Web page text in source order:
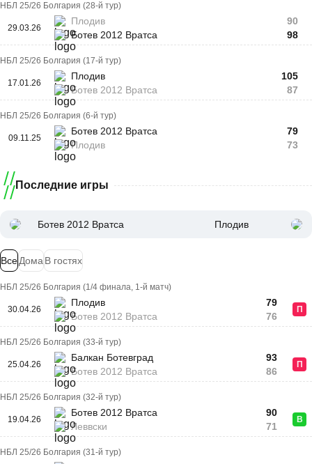
НБЛ 25/26 Болгария (28-й тур)
29.03.26
Плодив
Ботев 2012 Вратса
90
98
НБЛ 25/26 Болгария (17-й тур)
17.01.26
Плодив
Ботев 2012 Вратса
105
87
НБЛ 25/26 Болгария (6-й тур)
09.11.25
Ботев 2012 Вратса
Плодив
79
73
Последние игры
Ботев 2012 Вратса Плодив
ВсеДома В гостях
НБЛ 25/26 Болгария (1/4 финала, 1-й матч)
30.04.26
Плодив
Ботев 2012 Вратса
79
76
П
НБЛ 25/26 Болгария (33-й тур)
25.04.26
Балкан Ботевград
Ботев 2012 Вратса
93
86
П
НБЛ 25/26 Болгария (32-й тур)
19.04.26
Ботев 2012 Вратса
Леввски
90
71
В
НБЛ 25/26 Болгария (31-й тур)